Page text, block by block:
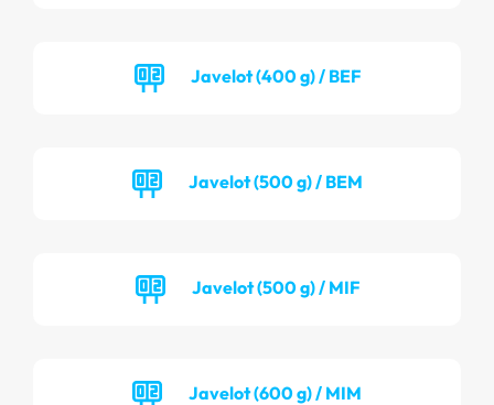
Javelot (400 g) / BEF
Javelot (500 g) / BEM
Javelot (500 g) / MIF
Javelot (600 g) / MIM